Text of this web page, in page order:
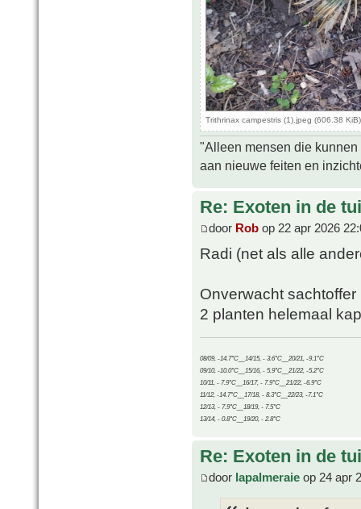
Trithrinax campestris (1).jpeg (606.38
"Alleen mensen die
aan nieuwe feiten en
Re: Exoten in de
door Rob op 22 apr 2026
Radi (net als alle
Onverwacht
2 planten helemaal
08/09, -14.7°C__14/15, - 3.6°C__20/21, -9.1°C
09/10, -10.0°C__15/16, - 5.9°C__21/22, -5.2°C
10/11, - 7.9°C__16/17, - 7.9°C__21/22, -6.9°C
11/12, -14.7°C__17/18, - 8.3°C__22/23, -7.1°C
12/13, - 7.9°C__18/19, - 7.5°C
13/14, - 0.8°C__19/20, - 2.8°C
Re: Exoten in de
door lapalmeraie op 24 apr